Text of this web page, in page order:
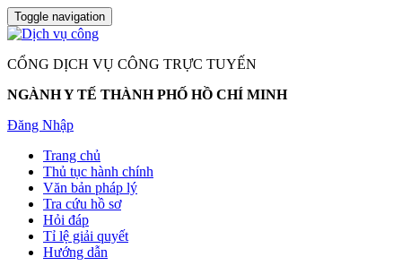
Toggle navigation
CỔNG DỊCH VỤ CÔNG TRỰC TUYẾN
NGÀNH Y TẾ THÀNH PHỐ HỒ CHÍ MINH
Đăng Nhập
Trang chủ
Thủ tục hành chính
Văn bản pháp lý
Tra cứu hồ sơ
Hỏi đáp
Tỉ lệ giải quyết
Hướng dẫn